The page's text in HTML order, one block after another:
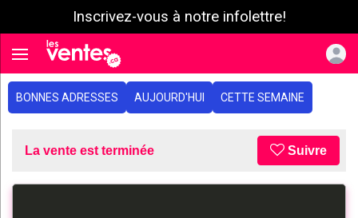
Inscrivez-vous à notre infolettre!
Toggle navigation
BONNES ADRESSES AUJOURD'HUI CETTE SEMAINE
La vente est terminée Suivre